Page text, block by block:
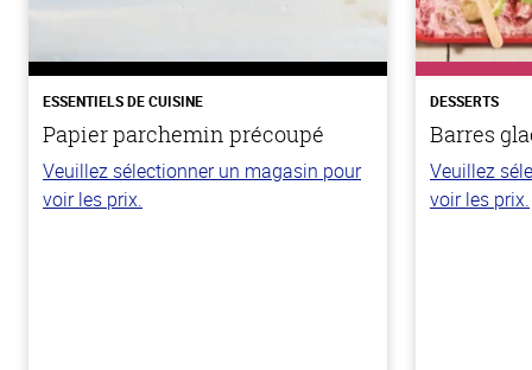
ESSENTIELS DE CUISINE
Papier parchemin précoupé
Veuillez sélectionner un magasin pour
voir les prix.
DESSERTS
Barres
Veuillez
voir les prix.